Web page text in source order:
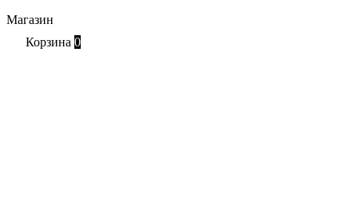
Магазин
Корзина 0